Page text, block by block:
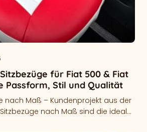
für Fiat 500 & Fiat
Passform, Stil und Qualität
nach Maß – Kundenprojekt aus der
nach Maß sind die ideale